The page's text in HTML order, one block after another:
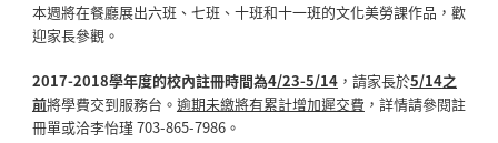
本週將在餐廳展出六班、七班、十班和十一班的文化美勞課作品，歡
迎家長參觀。
2017-2018學年度的校內註冊時間為4/23-5/14，請家長於5/14之
前將學費交到服務台。 逾期未繳將有累計增加遲交費 ，詳情請參閱註
冊單或洽李怡瑾 703-865-7986。